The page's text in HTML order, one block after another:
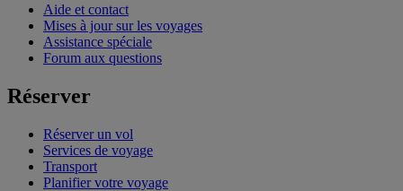
Aide et contact
Mises à jour sur les voyages
Assistance spéciale
Forum aux questions
Réserver
Réserver un vol
Services de voyage
Transport
Planifier votre voyage